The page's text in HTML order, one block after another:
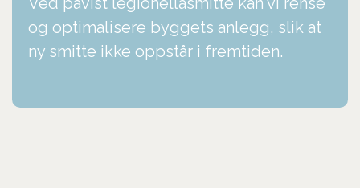
og optimalisere byggets anlegg, slik at
ny smitte ikke oppstår i fremtiden.